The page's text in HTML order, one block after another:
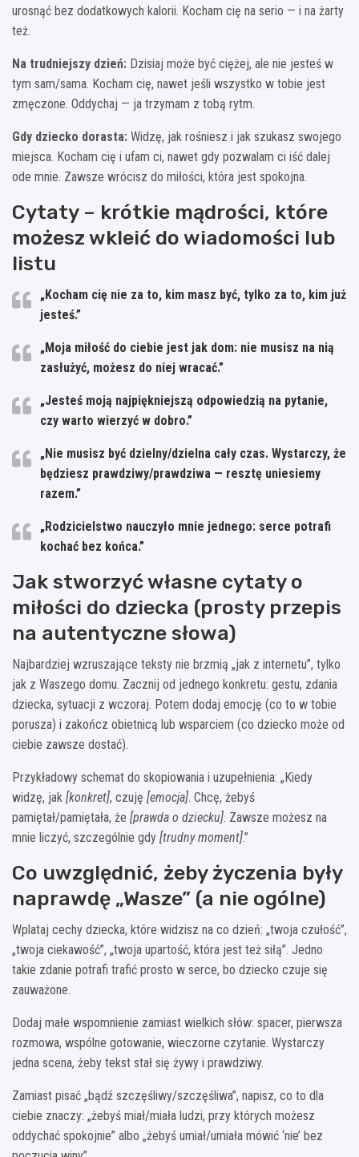
urosnąć bez dodatkowych kalorii. Kocham cię na serio — i na żarty
też.
Na trudniejszy dzień: Dzisiaj może być ciężej, ale nie jesteś w
tym sam/sama. Kocham cię, nawet jeśli wszystko w tobie jest
zmęczone. Oddychaj — ja trzymam z tobą rytm.
Gdy dziecko dorasta: Widzę, jak rośniesz i jak szukasz swojego
miejsca. Kocham cię i ufam ci, nawet gdy pozwalam ci iść dalej
ode mnie. Zawsze wrócisz do miłości, która jest spokojna.
Cytaty – krótkie mądrości, które
możesz wkleić do wiadomości lub
listu
„Kocham cię nie za to, kim masz być, tylko za to, kim już
jesteś.”
„Moja miłość do ciebie jest jak dom: nie musisz na nią
zasłużyć, możesz do niej wracać.”
„Jesteś moją najpiękniejszą odpowiedzią na pytanie,
czy warto wierzyć w dobro.”
„Nie musisz być dzielny/dzielna cały czas. Wystarczy, że
będziesz prawdziwy/prawdziwa — resztę uniesiemy
razem.”
„Rodzicielstwo nauczyło mnie jednego: serce potrafi
kochać bez końca.”
Jak stworzyć własne cytaty o
miłości do dziecka (prosty przepis
na autentyczne słowa)
Najbardziej wzruszające teksty nie brzmią „jak z internetu”, tylko
jak z Waszego domu. Zacznij od jednego konkretu: gestu, zdania
dziecka, sytuacji z wczoraj. Potem dodaj emocję (co to w tobie
porusza) i zakończ obietnicą lub wsparciem (co dziecko może od
ciebie zawsze dostać).
Przykładowy schemat do skopiowania i uzupełnienia: „Kiedy
widzę, jak [konkret], czuję [emocja]. Chcę, żebyś
pamiętał/pamiętała, że [prawda o dziecku]. Zawsze możesz na
mnie liczyć, szczególnie gdy [trudny moment].”
Co uwzględnić, żeby życzenia były
naprawdę „Wasze” (a nie ogólne)
Wplataj cechy dziecka, które widzisz na co dzień: „twoja czułość”,
„twoja ciekawość”, „twoja upartość, która jest też siłą”. Jedno
takie zdanie potrafi trafić prosto w serce, bo dziecko czuje się
zauważone.
Dodaj małe wspomnienie zamiast wielkich słów: spacer, pierwsza
rozmowa, wspólne gotowanie, wieczorne czytanie. Wystarczy
jedna scena, żeby tekst stał się żywy i prawdziwy.
Zamiast pisać „bądź szczęśliwy/szczęśliwa”, napisz, co to dla
ciebie znaczy: „żebyś miał/miała ludzi, przy których możesz
oddychać spokojnie” albo „żebyś umiał/umiała mówić ‘nie’ bez